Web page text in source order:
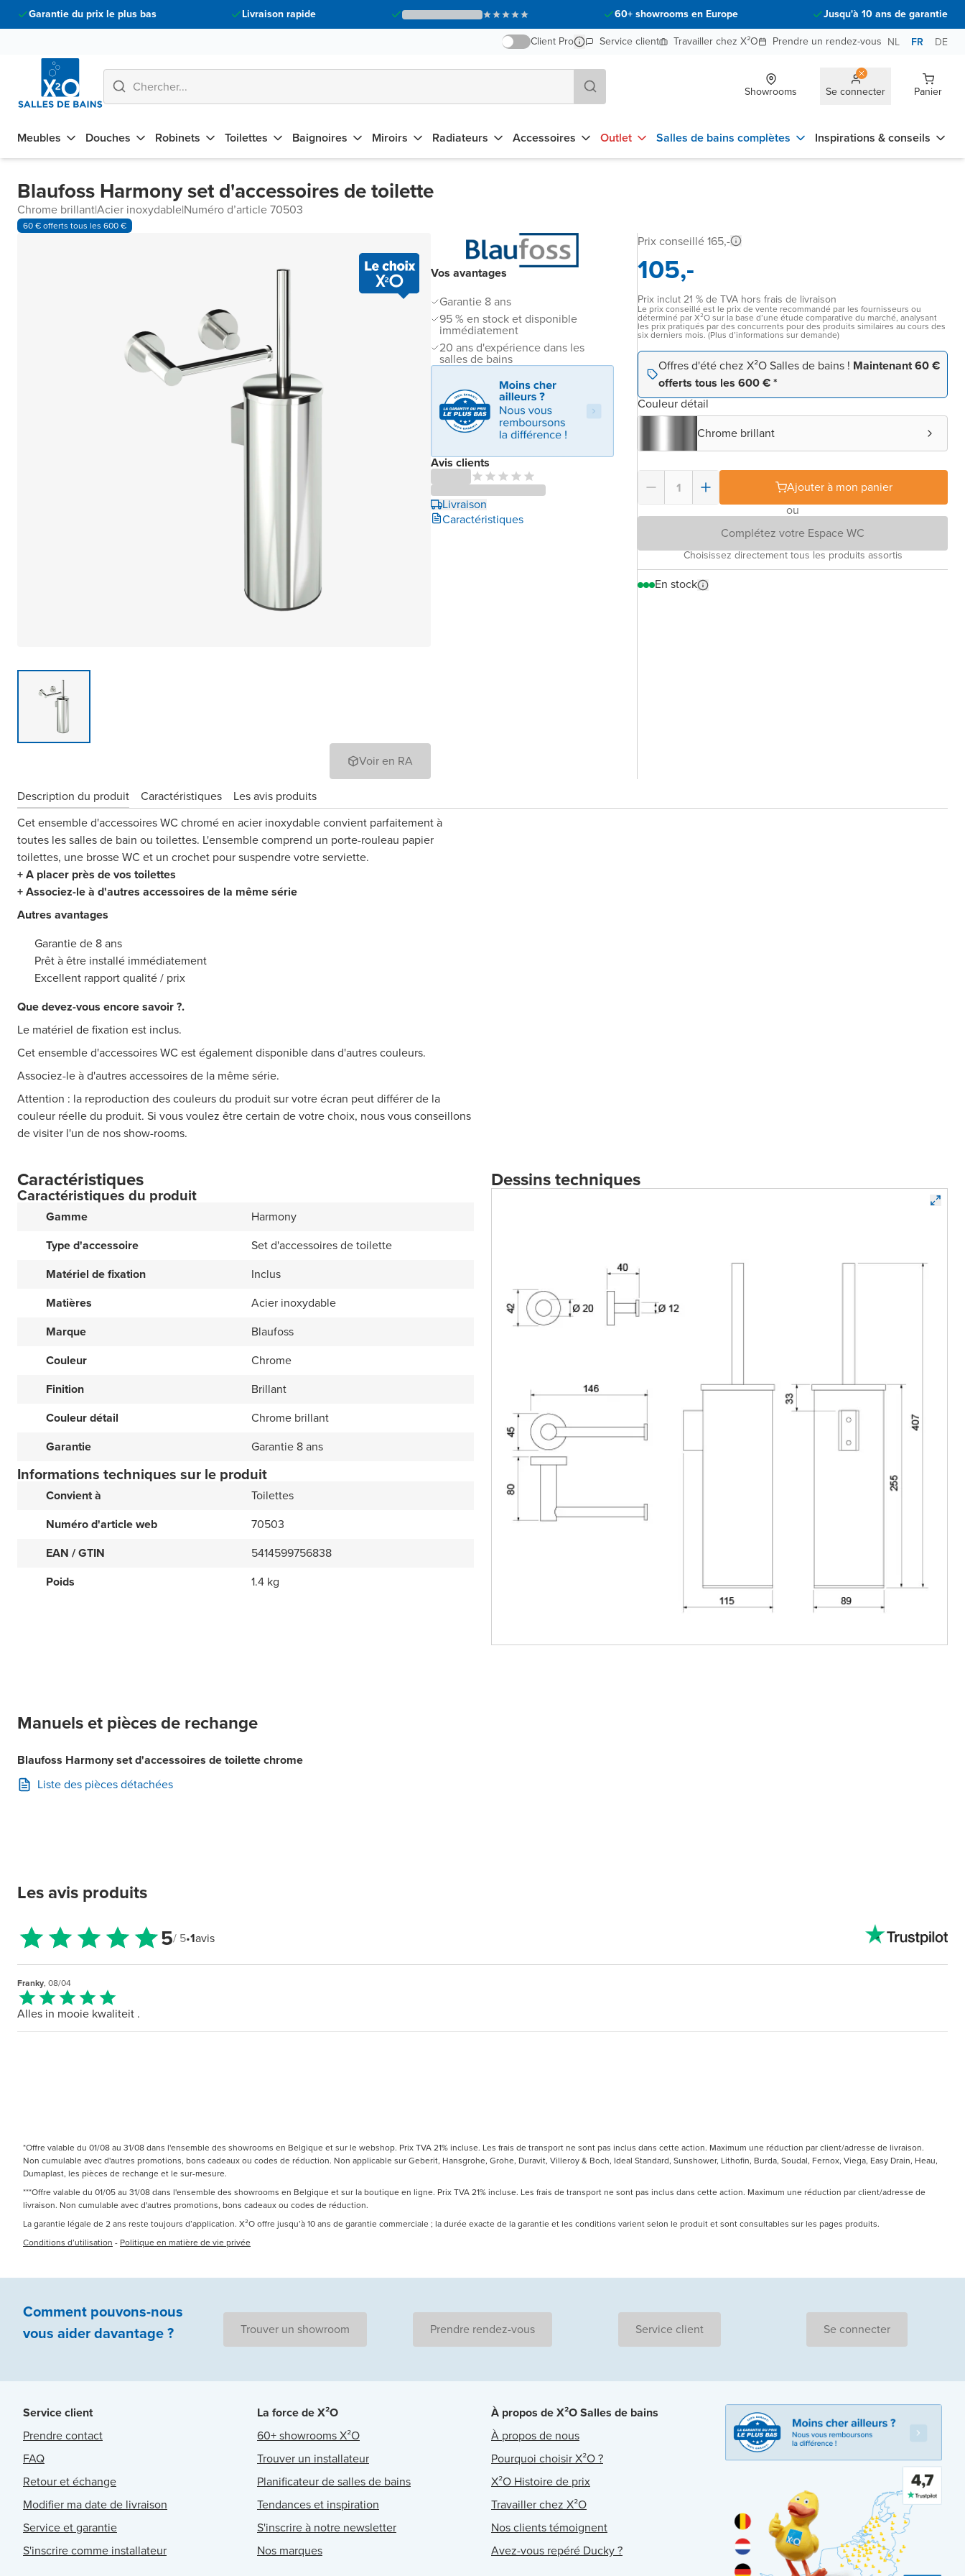
Garantie du prix le plus bas Livraison rapide 60+ showrooms en Europe
Jusqu'à 10 ans de garantie
Client Pro
Service client Travailler chez X²O Prendre un rendez-vous NL FR DE
Showrooms Se connecter Panier
Meubles Douches Robinets Toilettes Baignoires Miroirs Radiateurs Accessoires Outlet Salles de bains complètes Inspirations & conseils
Blaufoss Harmony set d'accessoires de toilette
Chrome brillant|Acier inoxydable|Numéro d’article 70503
60 € offerts tous les 600 €
Voir en RA
Vos avantages
Garantie 8 ans
95 % en stock et disponible
immédiatement
20 ans d'expérience dans les
salles de bains
Avis clients
Livraison
Caractéristiques
Prix conseillé 165,-
105,-
Prix inclut 21 % de TVA hors frais de livraison
Le prix conseillé est le prix de vente recommandé par les fournisseurs ou
déterminé par X²O sur la base d’une étude comparative du marché, analysant
les prix pratiqués par des concurrents pour des produits similaires au cours des
six derniers mois. (Plus d’informations sur demande)
Offres d'été chez X²O Salles de bains ! Maintenant 60 €
offerts tous les 600 € *
Couleur détail
Chrome brillant
Ajouter à mon panier
ou
Complétez votre Espace WC
Choisissez directement tous les produits assortis
En stock
Description du produit Caractéristiques
Les avis produits
Cet ensemble d'accessoires WC chromé en acier inoxydable convient parfaitement à
toutes les salles de bain ou toilettes. L'ensemble comprend un porte-rouleau papier
toilettes, une brosse WC et un crochet pour suspendre votre serviette.
+ A placer près de vos toilettes
+ Associez-le à d'autres accessoires de la même série
Autres avantages
Garantie de 8 ans
Prêt à être installé immédiatement
Excellent rapport qualité / prix
Que devez-vous encore savoir ?.
Le matériel de fixation est inclus.
Cet ensemble d'accessoires WC est également disponible dans d'autres couleurs.
Associez-le à d'autres accessoires de la même série.
Attention : la reproduction des couleurs du produit sur votre écran peut différer de la
couleur réelle du produit. Si vous voulez être certain de votre choix, nous vous conseillons
de visiter l'un de nos show-rooms.
Caractéristiques
Caractéristiques du produit
Gamme
Harmony
Type d'accessoire
Set d'accessoires de toilette
Matériel de fixation
Inclus
Matières
Acier inoxydable
Marque
Blaufoss
Couleur
Chrome
Finition
Brillant
Couleur détail
Chrome brillant
Garantie
Garantie 8 ans
Informations techniques sur le produit
Convient à
Toilettes
Numéro d'article web
70503
EAN / GTIN
5414599756838
Poids
1.4 kg
Dessins techniques
Manuels et pièces de rechange
Blaufoss Harmony set d'accessoires de toilette chrome
Liste des pièces détachées
Les avis produits
5/ 5•1avis
Franky, 08/04
Alles in mooie kwaliteit .
*Offre valable du 01/08 au 31/08 dans l'ensemble des showrooms en Belgique et sur le webshop. Prix TVA 21% incluse. Les frais de transport ne sont pas inclus dans cette action. Maximum une réduction par client/adresse de livraison.
Non cumulable avec d'autres promotions, bons cadeaux ou codes de réduction. Non applicable sur Geberit, Hansgrohe, Grohe, Duravit, Villeroy & Boch, Ideal Standard, Sunshower, Lithofin, Burda, Soudal, Fernox, Viega, Easy Drain, Heau,
Dumaplast, les pièces de rechange et le sur-mesure.
***Offre valable du 01/05 au 31/08 dans l'ensemble des showrooms en Belgique et sur la boutique en ligne. Prix TVA 21% incluse. Les frais de transport ne sont pas inclus dans cette action. Maximum une réduction par client/adresse de
livraison. Non cumulable avec d'autres promotions, bons cadeaux ou codes de réduction.
La garantie légale de 2 ans reste toujours d’application. X²O offre jusqu’à 10 ans de garantie commerciale ; la durée exacte de la garantie et les conditions varient selon le produit et sont consultables sur les pages produits.
Conditions d’utilisation - Politique en matière de vie privée
Comment pouvons-nous
vous aiderdavantage ? Trouver un showroom Prendre rendez-vous Service client Se connecter
Service client
Prendre contact
FAQ
Retour et échange
Modifier ma date de livraison
Service et garantie
S'inscrire comme installateur
La force de X²O
60+ showrooms X²O
Trouver un installateur
Planificateur de salles de bains
Tendances et inspiration
S'inscrire à notre newsletter
Nos marques
À propos de X²O Salles de bains
À propos de nous
Pourquoi choisir X²O ?
X²O Histoire de prix
Travailler chez X²O
Nos clients témoignent
Avez-vous repéré Ducky ?